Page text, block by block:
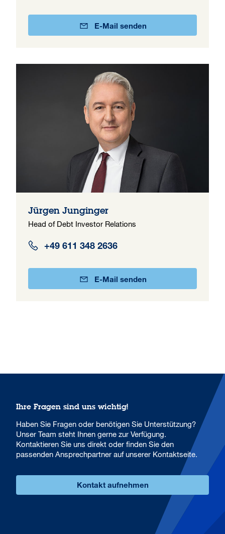
E-Mail senden
Jürgen Junginger
Head of Debt Investor Relations
+49 611 348 2636
E-Mail senden
Ihre Fragen sind uns wichtig!
Haben Sie Fragen oder benötigen Sie Unterstützung?
Unser Team steht Ihnen gerne zur Verfügung.
Kontaktieren Sie uns direkt oder finden Sie den
passenden Ansprechpartner auf unserer Kontaktseite.
Kontakt aufnehmen